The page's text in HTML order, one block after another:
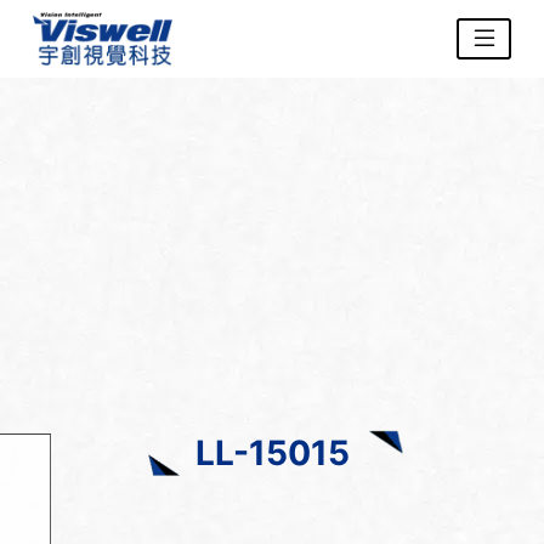
LL-15015